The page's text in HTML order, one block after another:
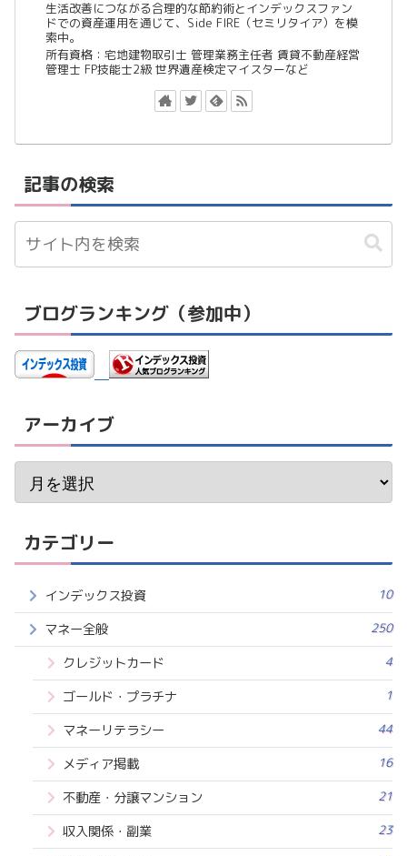
生活改善につながる合理的な節約術とインデックスファン
ドでの資産運用を通じて、Side FIRE（セミリタイア）を模
索中。
所有資格：宅地建物取引士 管理業務主任者 賃貸不動産経営
管理士 FP技能士2級 世界遺産検定マイスターなど
記事の検索
ブログランキング（参加中）
アーカイブ
カテゴリー
インデックス投資 10
マネー全般 250
クレジットカード 4
ゴールド・プラチナ 1
マネーリテラシー 44
メディア掲載 16
不動産・分譲マンション 21
収入関係・副業 23